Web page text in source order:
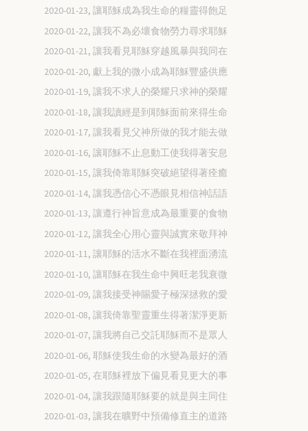
2020-01-23, 讓耶穌成為我生命的糧靈得飽足
2020-01-22, 讓我不為必壞食物勞力尋求耶穌
2020-01-21, 讓我看見耶穌穿越風暴與我同在
2020-01-20, 獻上我的微小成為耶穌豐盛供應
2020-01-19, 讓我不求人的榮耀只求神的榮耀
2020-01-18, 讓我讀經是到耶穌面前來得生命
2020-01-17, 讓我看見父神所做的我才能去做
2020-01-16, 讓耶穌不止息動工使我得著安息
2020-01-15, 讓我倚靠耶穌突破絕望得著痊癒
2020-01-14, 讓我憑信心不憑眼見相信神話語
2020-01-13, 讓遵行神旨意成為最重要的食物
2020-01-12, 讓我全心用心靈與誠實來敬拜神
2020-01-11, 讓耶穌的活水不斷在我裡面湧流
2020-01-10, 讓耶穌在我生命中興旺老我衰微
2020-01-09, 讓我接受神賜愛子極深拯救的愛
2020-01-08, 讓我倚靠聖靈重生得著潔淨更新
2020-01-07, 讓我將自己交託耶穌而不是眾人
2020-01-06, 耶穌使我生命的水變為最好的酒
2020-01-05, 在耶穌裡放下偏見看見更大的事
2020-01-04, 讓我跟隨耶穌要的就是與主同住
2020-01-03, 讓我在曠野中預備修直主的道路